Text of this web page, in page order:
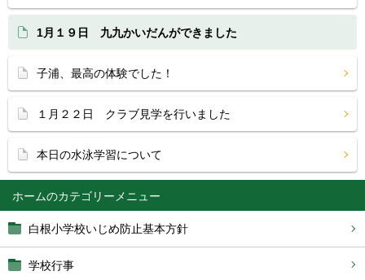
ホーム
白根小学校いじめ防止基本方針
学校行事
1月１９日 九九かいだんができました
子浦、最高の体験でした！
１月２２日 クラブ見学を行いました
本日の水泳学習について